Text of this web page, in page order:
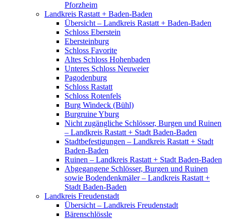
Pforzheim
Landkreis Rastatt + Baden-Baden
Übersicht – Landkreis Rastatt + Baden-Baden
Schloss Eberstein
Ebersteinburg
Schloss Favorite
Altes Schloss Hohenbaden
Unteres Schloss Neuweier
Pagodenburg
Schloss Rastatt
Schloss Rotenfels
Burg Windeck (Bühl)
Burgruine Yburg
Nicht zugängliche Schlösser, Burgen und Ruinen
– Landkreis Rastatt + Stadt Baden-Baden
Stadtbefestigungen – Landkreis Rastatt + Stadt
Baden-Baden
Ruinen – Landkreis Rastatt + Stadt Baden-Baden
Abgegangene Schlösser, Burgen und Ruinen
sowie Bodendenkmäler – Landkreis Rastatt +
Stadt Baden-Baden
Landkreis Freudenstadt
Übersicht – Landkreis Freudenstadt
Bärenschlössle